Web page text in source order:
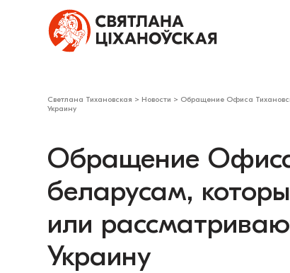
Светлана Тихановская > Новости > Обращение Офиса
Украину
Обращение
беларусам,
или
Украину